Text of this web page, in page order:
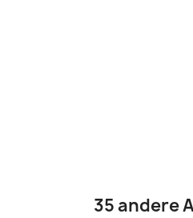
35 andere